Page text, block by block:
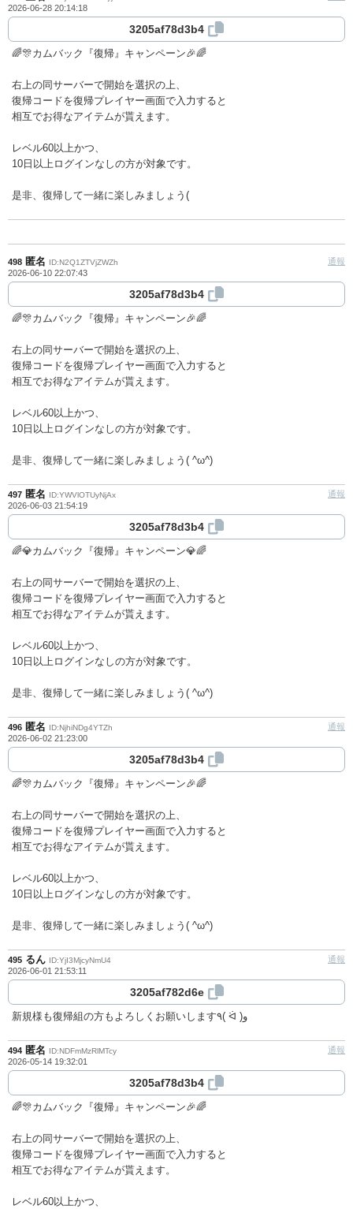
2026-06-28 20:14:18
3205af78d3b4
🌈🎊カムバック『復帰』キャンペーン🎉🌈
右上の同サーバーで開始を選択の上、
復帰コードを復帰プレイヤー画面で入力すると
相互でお得なアイテムが貰えます。
レベル60以上かつ、
10日以上ログインなしの方が対象です。
是非、復帰して一緒に楽しみましょう(
498 匿名 ID:N2Q1ZTVjZWZh
2026-06-10 22:07:43
通報
3205af78d3b4
🌈🎊カムバック『復帰』キャンペーン🎉🌈
右上の同サーバーで開始を選択の上、
復帰コードを復帰プレイヤー画面で入力すると
相互でお得なアイテムが貰えます。
レベル60以上かつ、
10日以上ログインなしの方が対象です。
是非、復帰して一緒に楽しみましょう( ^ω^)
497 匿名 ID:YWVlOTUyNjAx
2026-06-03 21:54:19
通報
3205af78d3b4
🌈💎カムバック『復帰』キャンペーン💎🌈
右上の同サーバーで開始を選択の上、
復帰コードを復帰プレイヤー画面で入力すると
相互でお得なアイテムが貰えます。
レベル60以上かつ、
10日以上ログインなしの方が対象です。
是非、復帰して一緒に楽しみましょう( ^ω^)
496 匿名 ID:NjhiNDg4YTZh
2026-06-02 21:23:00
通報
3205af78d3b4
🌈🎊カムバック『復帰』キャンペーン🎉🌈
右上の同サーバーで開始を選択の上、
復帰コードを復帰プレイヤー画面で入力すると
相互でお得なアイテムが貰えます。
レベル60以上かつ、
10日以上ログインなしの方が対象です。
是非、復帰して一緒に楽しみましょう( ^ω^)
495 るん ID:YjI3MjcyNmU4
2026-06-01 21:53:11
通報
3205af782d6e
新規様も復帰組の方もよろしくお願いします٩( ᐛ )و
494 匿名 ID:NDFmMzRlMTcy
2026-05-14 19:32:01
通報
3205af78d3b4
🌈🎊カムバック『復帰』キャンペーン🎉🌈
右上の同サーバーで開始を選択の上、
復帰コードを復帰プレイヤー画面で入力すると
相互でお得なアイテムが貰えます。
レベル60以上かつ、